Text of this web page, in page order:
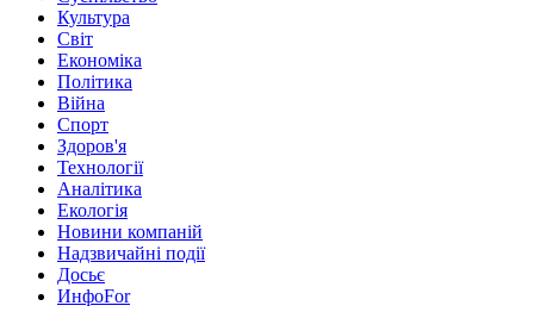
Культура
Світ
Економіка
Політика
Війна
Спорт
Здоров'я
Технології
Аналітика
Екологія
Новини компаній
Надзвичайні події
Досьє
ИнфоFor